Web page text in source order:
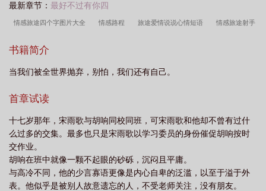
最新章节： 最好不过有你四
情感旅途四个字图片大全 情感路程 旅途爱情说说心情短语 情感旅途射手
温情 情感旅行句子
曲 爱情旅途的句子 情感旅游是什么 情感的旅程电影
书籍简介
当我们被全世界抛弃，别怕，我们还有自己。
首章试读
十七岁那年，宋雨歌与胡响同校同班，可宋雨歌和他却不曾有过什
么过多的交集。最多也只是宋雨歌以学习委员的身份催促胡响按时
交作业。
胡响在班中就像一颗不起眼的砂砾，沉闷且平庸。
与高冷不同，他的少言寡语更像是内心自卑的泛滥，以至于溢于外
表。他似乎是被别人故意遗忘的人，不受老师关注，没有朋友。